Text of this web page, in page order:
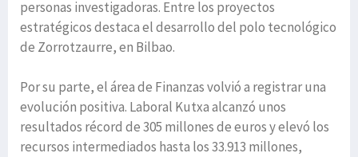
personas investigadoras. Entre los proyectos
estratégicos destaca el desarrollo del polo tecnológico
de Zorrotzaurre, en Bilbao.
Por su parte, el área de Finanzas volvió a registrar una
evolución positiva. Laboral Kutxa alcanzó unos
resultados récord de 305 millones de euros y elevó los
recursos intermediados hasta los 33.913 millones,